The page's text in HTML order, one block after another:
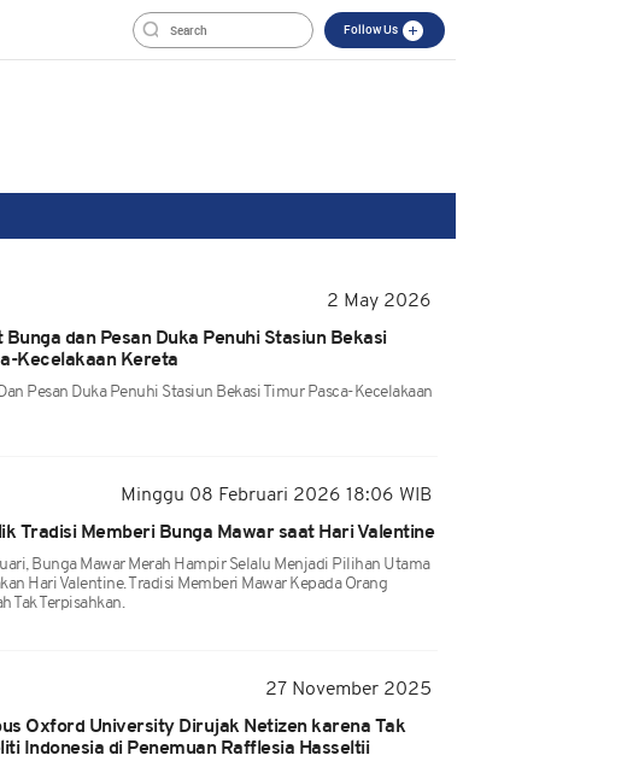
Follow Us
2 May 2026
dan Pesan Duka Penuhi Stasiun Bekasi
Kecelakaan Kereta
Pesan Duka Penuhi Stasiun Bekasi Timur Pasca-Kecelakaan
Minggu 08 Februari 2026 18:06 WIB
Tradisi Memberi Bunga Mawar saat Hari Valentine
Bunga Mawar Merah Hampir Selalu Menjadi Pilihan Utama
Hari Valentine. Tradisi Memberi Mawar Kepada Orang
Tak Terpisahkan.
27 November 2025
Oxford University Dirujak Netizen karena Tak
Indonesia di Penemuan Rafflesia Hasseltii